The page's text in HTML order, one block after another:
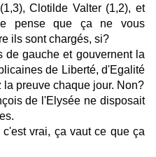
Clotilde Valter (1,2), et
pense que ça ne vous
ils sont chargés, si?
de gauche et gouvernent la
de Liberté, d'Egalité
preuve chaque jour. Non?
de l'Elysée ne disposait
vrai, ça vaut ce que ça